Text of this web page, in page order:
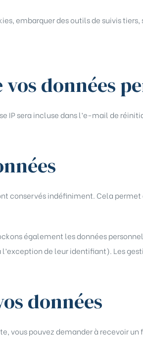
embarquer des outils de suivis
données
IP sera incluse dans l’e-mail de
conservés indéfiniment. Cela
également les données
de leur identifiant). Les
données
vous pouvez demander à recevoir